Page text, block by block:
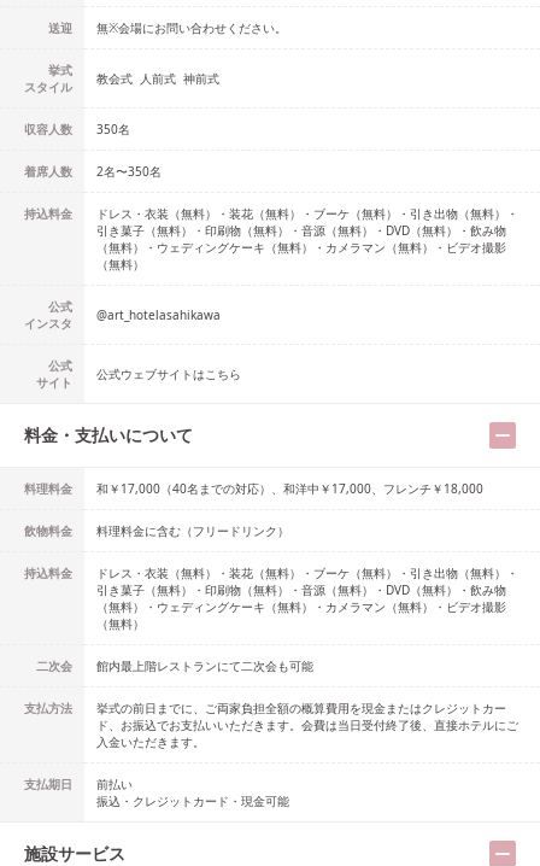
送迎 無※会場にお問い合わせください。
挙式
スタイル
教会式 人前式 神前式
収容人数 350名
着席人数 2名〜350名
持込料金
ドレス・衣装（無料）・装花（無料）・ブーケ（無料）・引き出物（無料）・
引き菓子（無料）・印刷物（無料）・音源（無料）・DVD（無料）・飲み物
（無料）・ウェディングケーキ（無料）・カメラマン（無料）・ビデオ撮影
（無料）
公式
インスタ
@art_hotelasahikawa
公式
サイト
公式ウェブサイトはこちら
料金・支払いについて
料理料金 和￥17,000（40名までの対応）、和洋中￥17,000、フレンチ￥18,000
飲物料金 料理料金に含む（フリードリンク）
持込料金
ドレス・衣装（無料）・装花（無料）・ブーケ（無料）・引き出物（無料）・
引き菓子（無料）・印刷物（無料）・音源（無料）・DVD（無料）・飲み物
（無料）・ウェディングケーキ（無料）・カメラマン（無料）・ビデオ撮影
（無料）
二次会 館内最上階レストランにて二次会も可能
支払方法
挙式の前日までに、ご両家負担全額の概算費用を現金またはクレジットカー
ド、お振込でお支払いいただきます。会費は当日受付終了後、直接ホテルにご
入金いただきます。
支払期日
前払い
振込・クレジットカード・現金可能
施設サービス